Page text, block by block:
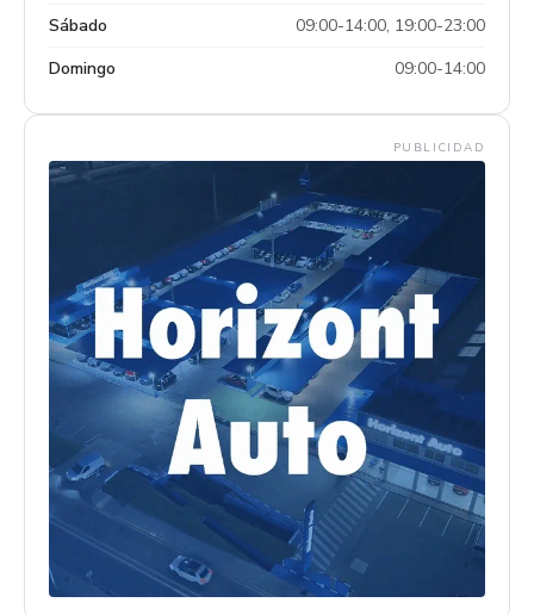
Sábado
09:00-14:00, 19:00-23:00
Domingo
09:00-14:00
PUBLICIDAD